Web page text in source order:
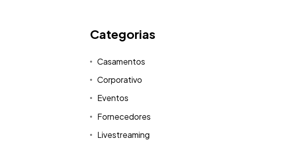
Categorias
Casamentos
Corporativo
Eventos
Fornecedores
Livestreaming